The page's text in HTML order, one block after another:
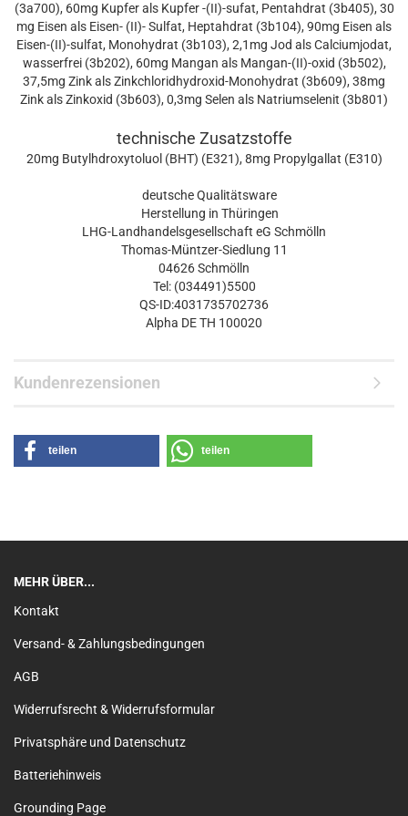
(3a700), 60mg Kupfer als Kupfer -(II)-sufat, Pentahdrat (3b405), 30
mg Eisen als Eisen- (II)- Sulfat, Heptahdrat (3b104), 90mg Eisen als
Eisen-(II)-sulfat, Monohydrat (3b103), 2,1mg Jod als Calciumjodat,
wasserfrei (3b202), 60mg Mangan als Mangan-(II)-oxid (3b502),
37,5mg Zink als Zinkchloridhydroxid-Monohydrat (3b609), 38mg
Zink als Zinkoxid (3b603), 0,3mg Selen als Natriumselenit (3b801)
technische Zusatzstoffe
20mg Butylhdroxytoluol (BHT) (E321), 8mg Propylgallat (E310)
deutsche Qualitätsware
Herstellung in Thüringen
LHG-Landhandelsgesellschaft eG Schmölln
Thomas-Müntzer-Siedlung 11
04626 Schmölln
Tel: (034491)5500
QS-ID:4031735702736
Alpha DE TH 100020
Kundenrezensionen
teilen teilen
MEHR ÜBER...
Kontakt
Versand- & Zahlungsbedingungen
AGB
Widerrufsrecht & Widerrufsformular
Privatsphäre und Datenschutz
Batteriehinweis
Grounding Page